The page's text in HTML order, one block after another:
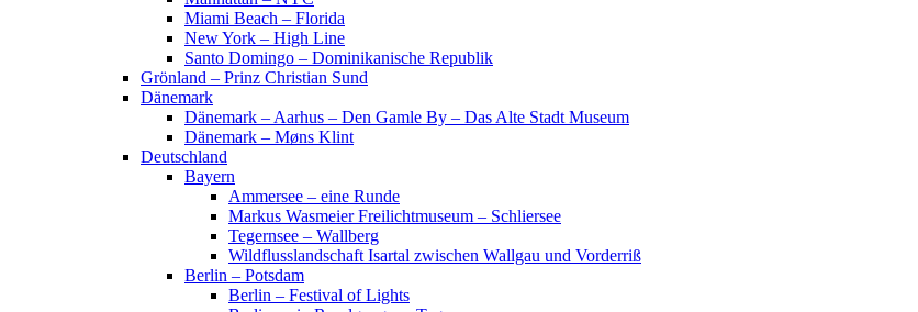
Miami Beach – Florida
New York – High Line
Santo Domingo – Dominikanische Republik
Grönland – Prinz Christian Sund
Dänemark
Dänemark – Aarhus – Den Gamle By – Das Alte Stadt Museum
Dänemark – Møns Klint
Deutschland
Bayern
Ammersee – eine Runde
Markus Wasmeier Freilichtmuseum – Schliersee
Tegernsee – Wallberg
Wildflusslandschaft Isartal zwischen Wallgau und Vorderriß
Berlin – Potsdam
Berlin – Festival of Lights